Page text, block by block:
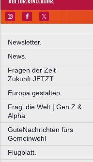
Newsletter.
News.
Fragen der Zeit
Zukunft JETZT
Europa gestalten
Frag' die Welt | Gen Z &
Alpha
GuteNachrichten fürs
Gemeinwohl
Flugblatt.